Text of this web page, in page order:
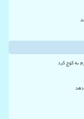
به کوچ کرد